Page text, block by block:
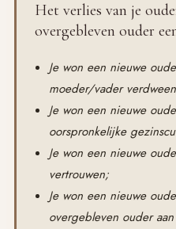
Het verlies van je
overgebleven ouder
Je won een nieuwe
moeder/vader
Je won een nieuwe
oorspronkelijke
Je won een nieuwe
vertrouwen;
Je won een nieuwe
overgebleven ouder